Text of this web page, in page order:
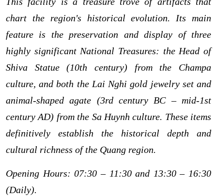
chart the region's historical evolution. Its main
feature is the preservation and display of three
highly significant National Treasures: the Head of
Shiva Statue (10th century) from the Champa
culture, and both the Lai Nghi gold jewelry set and
animal-shaped agate (3rd century BC – mid-1st
century AD) from the Sa Huynh culture. These items
definitively establish the historical depth and
cultural richness of the Quang region.
Opening Hours: 07:30 – 11:30 and 13:30 – 16:30
(Daily).